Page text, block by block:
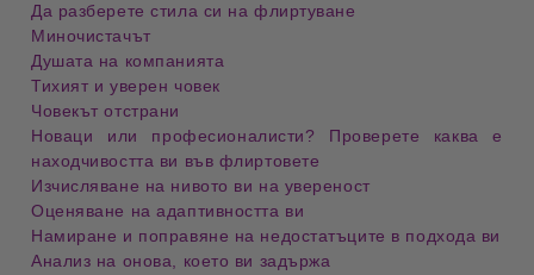
Да разберете стила си на флиртуване
Миночистачът
Душата на компанията
Тихият и уверен човек
Човекът отстрани
Новаци или професионалисти? Проверете каква е
находчивостта ви във флиртовете
Изчисляване на нивото ви на увереност
Оценяване на адаптивността ви
Намиране и поправяне на недостатъците в подхода ви
Анализ на онова, което ви задържа